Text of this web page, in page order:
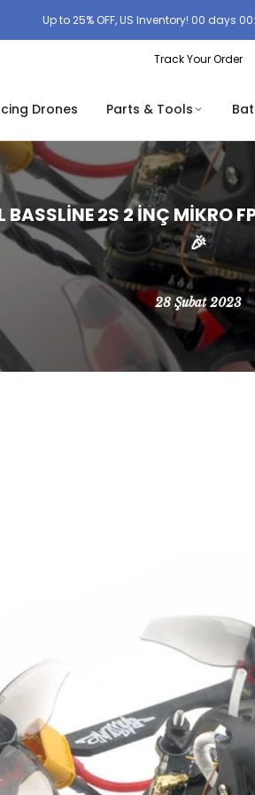
Up to 25% OFF, US Inventory! 00 days 00:
Track Your Order
Drones Parts & Tools
BASSLINE 2S 2 INÇ MIKRO
🎉
28 Şubat 2023